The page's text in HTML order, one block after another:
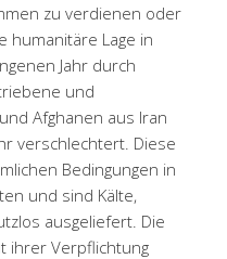
zu verdienen oder
humanitäre Lage in
Jahr durch
und
Afghanen aus Iran
verschlechtert. Diese
Bedingungen in
und sind Kälte,
ausgeliefert. Die
ihrer Verpflichtung